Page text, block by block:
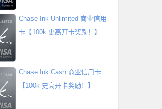
Chase Ink Unlimited 商业信用
卡【100k 史高开卡奖励！】
Chase Ink Cash 商业信用卡
【100k 史高开卡奖励！】